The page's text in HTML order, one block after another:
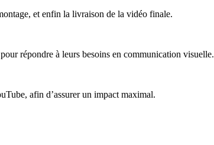
et enfin la livraison de la vidéo finale.
répondre à leurs besoins en communication visuelle.
afin d’assurer un impact maximal.